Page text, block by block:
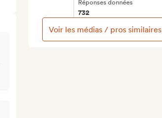
Réponses données
732
Voir les médias / pros similaires